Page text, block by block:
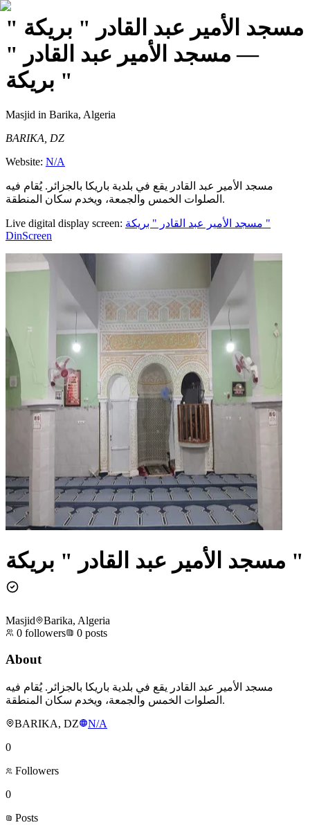
مسجد الأمير عبد القادر " بريكة "
— مسجد الأمير عبد القادر "
بريكة "
Masjid in Barika, Algeria
BARIKA, DZ
Website: N/A
مسجد الأمير عبد القادر يقع في بلدية باريكا بالجزائر. يُقام فيه
الصلوات الخمس والجمعة، ويخدم سكان المنطقة.
Live digital display screen:
مسجد الأمير عبد القادر " بريكة "
DinScreen
مسجد الأمير عبد القادر " بريكة "
Masjid
Barika, Algeria
0 followers 0 posts
About
مسجد الأمير عبد القادر يقع في بلدية باريكا بالجزائر. يُقام فيه
الصلوات الخمس والجمعة، ويخدم سكان المنطقة.
BARIKA, DZ
N/A
0
Followers
0
Posts